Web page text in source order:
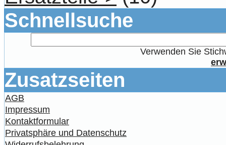
Schnellsuche
Verwenden Sie
Zusatzseiten
AGB
Impressum
Kontaktformular
Privatsphäre und Datenschutz